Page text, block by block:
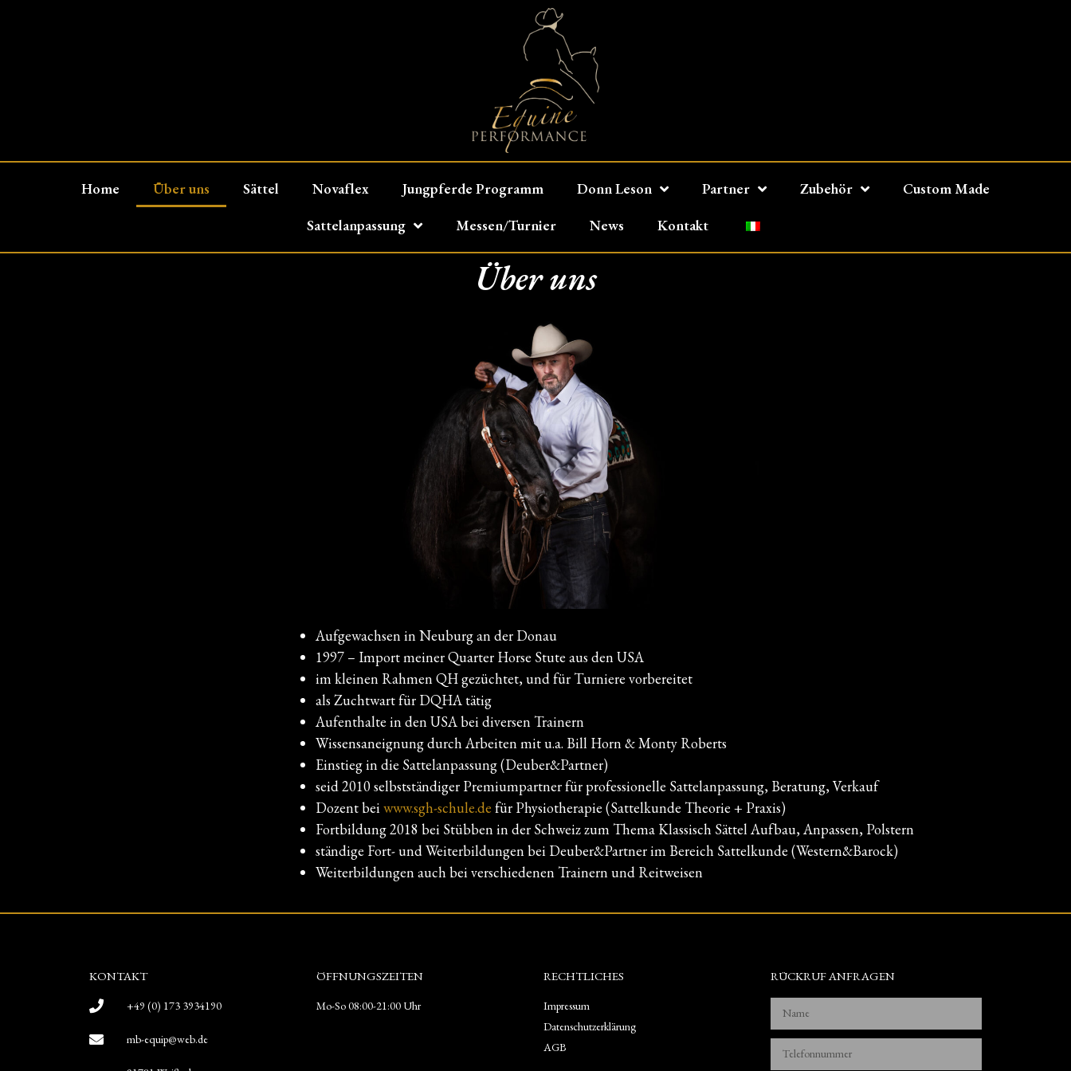
Home Über uns Sättel Novaflex Jungpferde Programm Donn Leson Partner Zubehör
Custom Made
Sattelanpassung
Messen/Turnier News Kontakt
Über uns
Aufgewachsen in Neuburg an der Donau
1997 – Import meiner Quarter Horse Stute aus den USA
im kleinen Rahmen QH gezüchtet, und für Turniere vorbereitet
als Zuchtwart für DQHA tätig
Aufenthalte in den USA bei diversen Trainern
Wissensaneignung durch Arbeiten mit u.a. Bill Horn & Monty Roberts
Einstieg in die Sattelanpassung (Deuber&Partner)
seid 2010 selbstständiger Premiumpartner für professionelle Sattelanpassung, Beratung, Verkauf
Dozent beiwww.sgh-schule.de für Physiotherapie (Sattelkunde Theorie + Praxis)
Fortbildung 2018 bei Stübben in der Schweiz zum Thema Klassisch Sättel Aufbau, Anpassen, Polstern
ständige Fort- und Weiterbildungen bei Deuber&Partner im Bereich Sattelkunde (Western&Barock)
Weiterbildungen auch bei verschiedenen Trainern und Reitweisen
KONTAKT
+49 (0) 173 3934190
mb-equip@web.de
ÖFFNUNGSZEITEN
Mo-So 08:00-21:00 Uhr
RECHTLICHES
Impressum
Datenschutzerklärung
AGB
RÜCKRUF ANFRAGEN